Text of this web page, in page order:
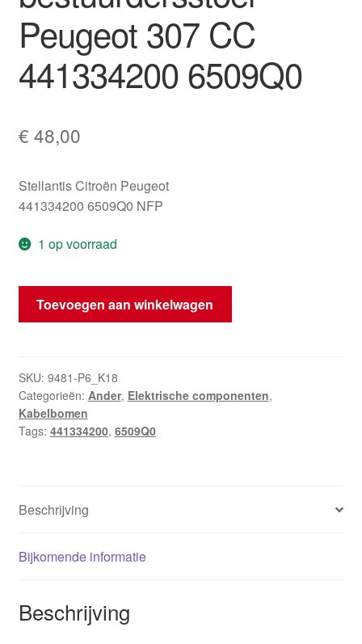
Peugeot 307 CC
441334200 6509Q0
€ 48,00
Stellantis Citroën Peugeot
441334200 6509Q0 NFP
1 op voorraad
Kabelboom
bestuurdersstoel
CC
441334200
6509Q0
aantal
Toevoegen aan winkelwagen
SKU: 9481-P6_K18
Categorieën: Ander, Elektrische componenten,
Kabelbomen
Tags: 441334200, 6509Q0
Beschrijving
Bijkomende informatie
Beschrijving